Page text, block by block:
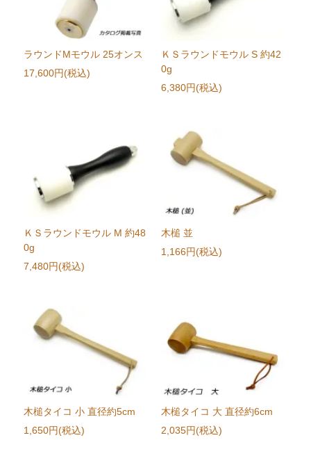
ラウンドMモウル 25オンス
17,600円(税込)
ＫＳラウンドモウル S 約42
0g
6,380円(税込)
ＫＳラウンドモウル M 約48
0g
7,480円(税込)
木槌 並
1,166円(税込)
木槌タイコ 小 直径約5cm
1,650円(税込)
木槌タイコ 大 直径約6cm
2,035円(税込)